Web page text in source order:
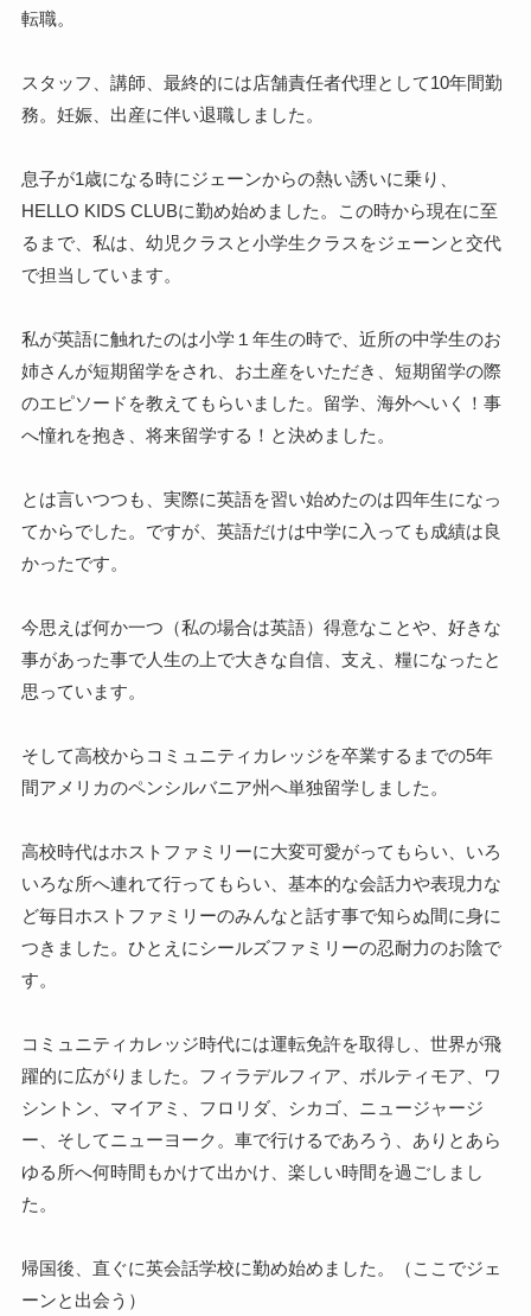
転職。
スタッフ、講師、最終的には店舗責任者代理として10年間勤
務。妊娠、出産に伴い退職しました。
息子が1歳になる時にジェーンからの熱い誘いに乗り、
HELLO KIDS CLUBに勤め始めました。この時から現在に至
るまで、私は、幼児クラスと小学生クラスをジェーンと交代
で担当しています。
私が英語に触れたのは小学１年生の時で、近所の中学生のお
姉さんが短期留学をされ、お土産をいただき、短期留学の際
のエピソードを教えてもらいました。留学、海外へいく！事
へ憧れを抱き、将来留学する！と決めました。
とは言いつつも、実際に英語を習い始めたのは四年生になっ
てからでした。ですが、英語だけは中学に入っても成績は良
かったです。
今思えば何か一つ（私の場合は英語）得意なことや、好きな
事があった事で人生の上で大きな自信、支え、糧になったと
思っています。
そして高校からコミュニティカレッジを卒業するまでの5年
間アメリカのペンシルバニア州へ単独留学しました。
高校時代はホストファミリーに大変可愛がってもらい、いろ
いろな所へ連れて行ってもらい、基本的な会話力や表現力な
ど毎日ホストファミリーのみんなと話す事で知らぬ間に身に
つきました。ひとえにシールズファミリーの忍耐力のお陰で
す。
コミュニティカレッジ時代には運転免許を取得し、世界が飛
躍的に広がりました。フィラデルフィア、ボルティモア、ワ
シントン、マイアミ、フロリダ、シカゴ、ニュージャージ
ー、そしてニューヨーク。車で行けるであろう、ありとあら
ゆる所へ何時間もかけて出かけ、楽しい時間を過ごしまし
た。
帰国後、直ぐに英会話学校に勤め始めました。（ここでジェ
ーンと出会う）